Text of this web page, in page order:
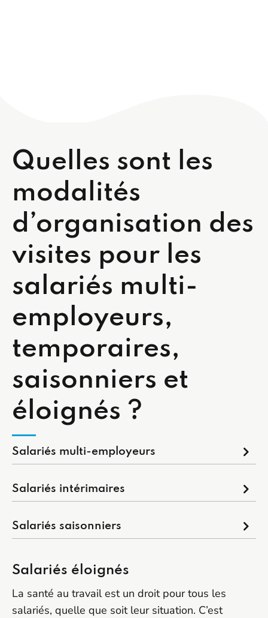
Quelles sont les
modalités
d’organisation des
visites pour les
salariés multi-
employeurs,
temporaires,
saisonniers et
éloignés ?
Salariés multi-employeurs
Salariés intérimaires
Salariés saisonniers
Salariés éloignés
La santé au travail est un droit pour tous les
salariés, quelle que soit leur situation. C’est